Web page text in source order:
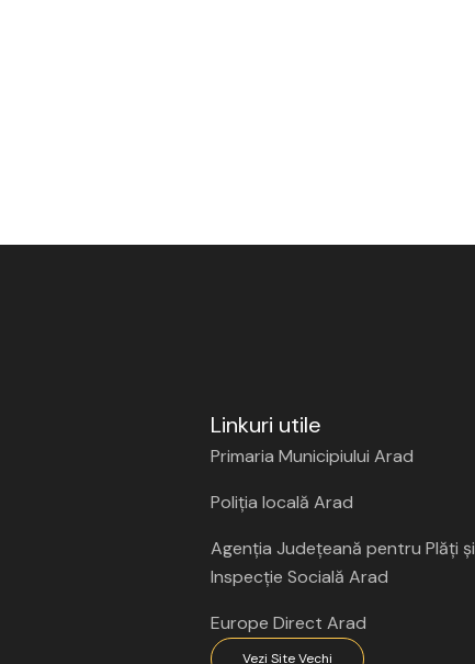
Linkuri utile
Primaria Municipiului Arad
Poliția locală Arad
Agenția Județeană pentru Plăți și
Inspecție Socială Arad
Europe Direct Arad
Vezi Site Vechi